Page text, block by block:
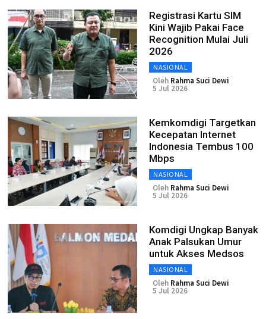
Registrasi Kartu SIM
Kini Wajib Pakai Face
Recognition Mulai Juli
2026
NASIONAL
Oleh Rahma Suci Dewi
5 Jul 2026
Kemkomdigi Targetkan
Kecepatan Internet
Indonesia Tembus 100
Mbps
NASIONAL
Oleh Rahma Suci Dewi
5 Jul 2026
Komdigi Ungkap Banyak
Anak Palsukan Umur
untuk Akses Medsos
NASIONAL
Oleh Rahma Suci Dewi
5 Jul 2026